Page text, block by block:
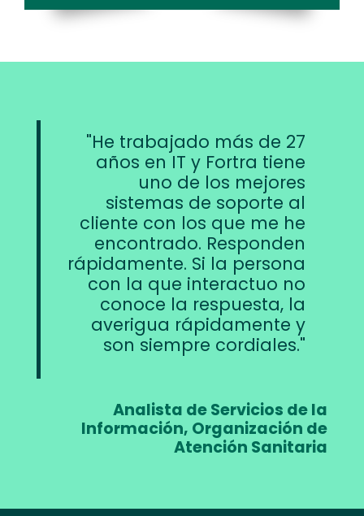
He trabajado más de 27
años en IT y Fortra tiene
uno de los mejores
sistemas de soporte al
cliente con los que me he
encontrado. Responden
rápidamente. Si la persona
con la que interactuo no
conoce la respuesta, la
averigua rápidamente y
son siempre cordiales.
Analista de Servicios de la
Información, Organización de
Atención Sanitaria